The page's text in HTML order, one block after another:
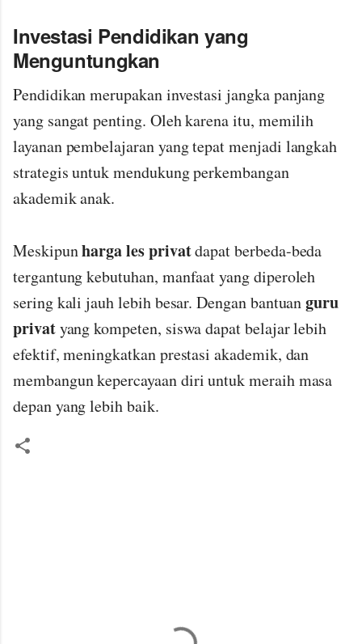
Investasi Pendidikan yang
Menguntungkan
Pendidikan merupakan investasi jangka panjang
yang sangat penting. Oleh karena itu, memilih
layanan pembelajaran yang tepat menjadi langkah
strategis untuk mendukung perkembangan
akademik anak.
Meskipunharga les privatdapat berbeda-beda
tergantung kebutuhan, manfaat yang diperoleh
sering kali jauh lebih besar. Dengan bantuanguru
privatyang kompeten, siswa dapat belajar lebih
efektif, meningkatkan prestasi akademik, dan
membangun kepercayaan diri untuk meraih masa
depan yang lebih baik.